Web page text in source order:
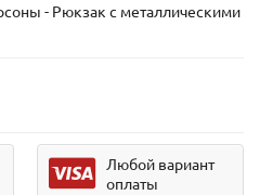
- Рюкзак с металлическими
Любой вариант
оплаты